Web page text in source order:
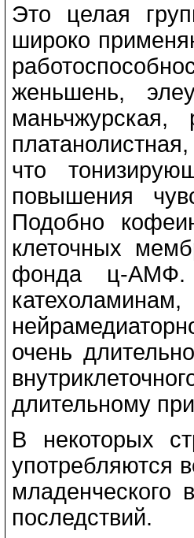
Это целая
широко
женьшень,
что
повышения
Подобно
клеточных
фонда ц-АМФ.
очень
длительному
В некоторых
употребляются
младенческого
последствий.